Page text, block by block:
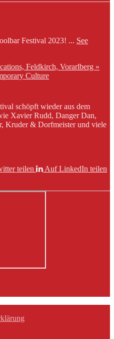
Festival 2023! ... See
Feldkirch, Vorarlberg »
Culture
schöpft wieder aus dem
Xavier Rudd, Danger Dan,
Kruder & Dorfmeister und viele
teilen
Auf LinkedIn teilen